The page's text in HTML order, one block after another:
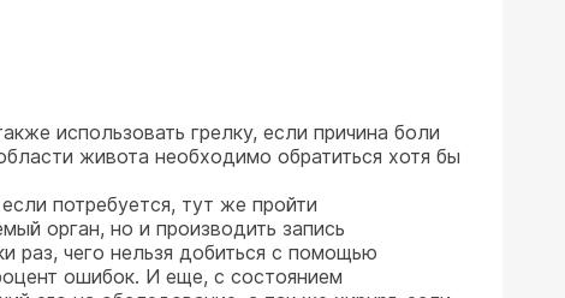
использовать грелку, если причина боли
живота необходимо обратиться хотя бы
потребуется, тут же пройти
орган, но и производить запись
раз, чего нельзя добиться с помощью
ошибок. И еще, с состоянием